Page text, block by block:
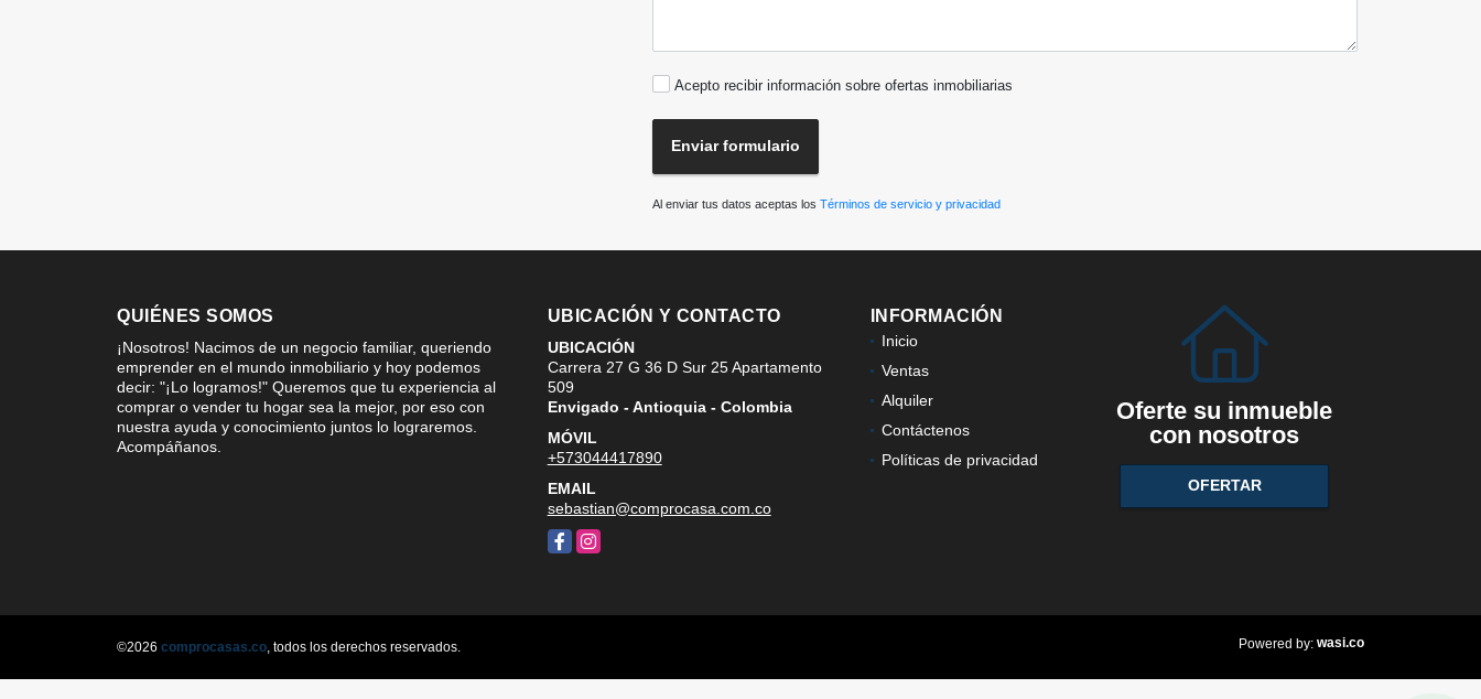
Acepto recibir información sobre ofertas inmobiliarias
Enviar formulario
Al enviar tus datos aceptas los Términos de servicio y privacidad
QUIÉNES SOMOS
¡Nosotros! Nacimos de un negocio familiar, queriendo
emprender en el mundo inmobiliario y hoy podemos
decir: "¡Lo logramos!" Queremos que tu experiencia al
comprar o vender tu hogar sea la mejor, por eso con
nuestra ayuda y conocimiento juntos lo lograremos.
Acompáñanos.
UBICACIÓN Y CONTACTO
UBICACIÓN
Carrera 27 G 36 D Sur 25 Apartamento
509
Envigado - Antioquia - Colombia
MÓVIL
+573044417890
EMAIL
sebastian@comprocasa.com.co
FacebookInstagram
INFORMACIÓN
Inicio
Ventas
Alquiler
Contáctenos
Políticas de privacidad
Oferte su inmueble
con nosotros
OFERTAR
©2026 comprocasas.co, todos los derechos reservados. Powered by: wasi.co